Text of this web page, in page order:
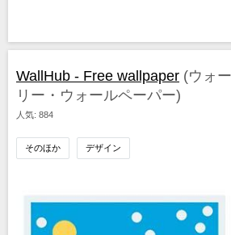
WallHub - Free wallpaper (ウォ
リー・ウォールペーパー)
人気: 884
そのほか デザイン